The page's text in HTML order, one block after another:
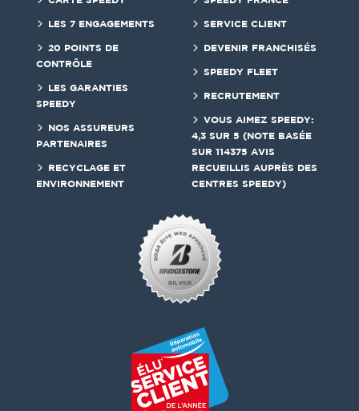
LES 7 ENGAGEMENTS
20 POINTS DE
CONTRÔLE
LES GARANTIES
SPEEDY
NOS ASSUREURS
PARTENAIRES
RECYCLAGE ET
ENVIRONNEMENT
SERVICE CLIENT
DEVENIR FRANCHISÉS
SPEEDY FLEET
RECRUTEMENT
VOUS AIMEZ SPEEDY:
4,3 SUR 5 (NOTE BASÉE
SUR 114375 AVIS
RECUEILLIS AUPRÈS DES
CENTRES SPEEDY)